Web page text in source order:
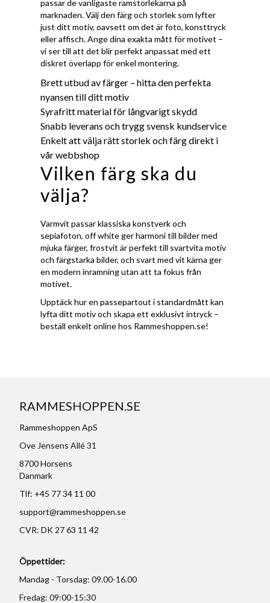
passar de vanligaste ramstorlekarna på
marknaden. Välj den färg och storlek som lyfter
just ditt motiv, oavsett om det är foto, konsttryck
eller affisch. Ange dina exakta mått för motivet –
vi ser till att det blir perfekt anpassat med ett
diskret överlapp för enkel montering.
Brett utbud av färger – hitta den perfekta
nyansen till ditt motiv
Syrafritt material för långvarigt skydd
Snabb leverans och trygg svensk kundservice
Enkelt att välja rätt storlek och färg direkt i
vår webbshop
Vilken färg ska du
välja?
Varmvit passar klassiska konstverk och
sepiafoton, off white ger harmoni till bilder med
mjuka färger, frostvit är perfekt till svartvita motiv
och färgstarka bilder, och svart med vit kärna ger
en modern inramning utan att ta fokus från
motivet.
Upptäck hur en passepartout i standardmått kan
lyfta ditt motiv och skapa ett exklusivt intryck –
beställ enkelt online hos Rammeshoppen.se!
RAMMESHOPPEN.SE
Rammeshoppen ApS
Ove Jensens Allé 31
8700 Horsens
Danmark
Tlf: +45 77 34 11 00
support@rammeshoppen.se
CVR: DK 27 63 11 42
Öppettider:
Mandag - Torsdag: 09.00-16.00
Fredag: 09:00-15:30